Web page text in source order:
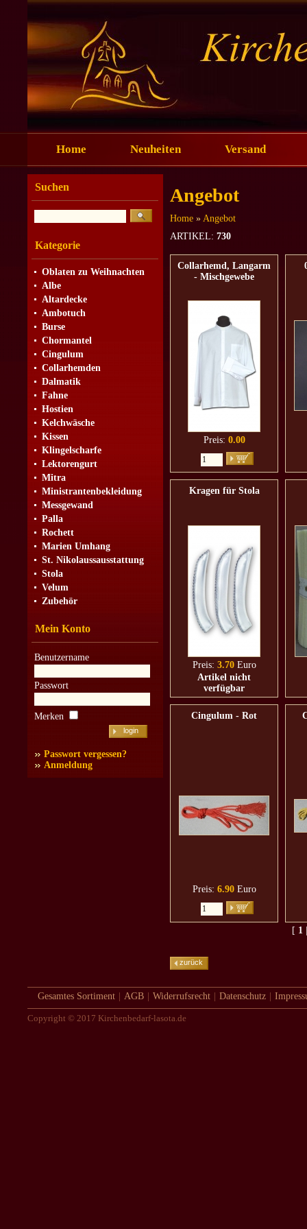
Home Neuheiten Versand
Suchen
Kategorie
Oblaten zu Weihnachten
Albe
Altardecke
Ambotuch
Burse
Chormantel
Cingulum
Collarhemden
Dalmatik
Fahne
Hostien
Kelchwäsche
Kissen
Klingelscharfe
Lektorengurt
Mitra
Ministrantenbekleidung
Messgewand
Palla
Rochett
Marien Umhang
St. Nikolaussausstattung
Stola
Velum
Zubehör
Mein Konto
Benutzername
Passwort
Merken
Passwort vergessen?
Anmeldung
Angebot
Home » Angebot
ARTIKEL: 730
Collarhemd, Langarm
- Mischgewebe
Preis: 0.00
Kragen für Stola
Preis: 3.70Euro
Artikel nicht
verfügbar
Cingulum - Rot
Preis: 6.90Euro
[ 1
zurück
Gesamtes Sortiment AGB Widerrufsrecht Datenschutz
Copyright © 2017 Kirchenbedarf-lasota.de